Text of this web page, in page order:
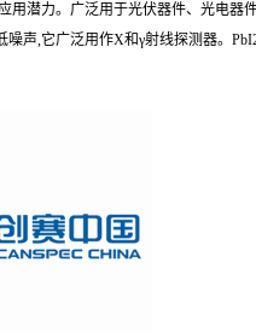
潜力。广泛用于光伏器件、光电
声,它广泛用作X和γ射线探测器。